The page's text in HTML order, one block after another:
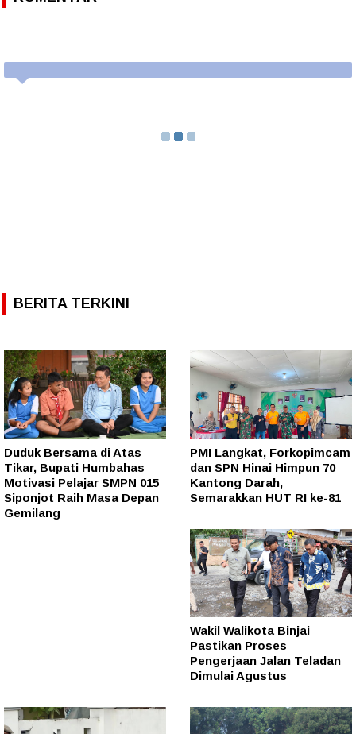
BERITA TERKINI
Duduk Bersama di Atas
Tikar, Bupati Humbahas
Motivasi Pelajar SMPN 015
Siponjot Raih Masa Depan
Gemilang
PMI Langkat, Forkopimcam
dan SPN Hinai Himpun 70
Kantong Darah,
Semarakkan HUT RI ke-81
Wakil Walikota Binjai
Pastikan Proses
Pengerjaan Jalan Teladan
Dimulai Agustus